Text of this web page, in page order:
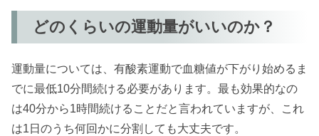
どのくらいの運動量がいいのか？
運動量については、有酸素運動で血糖値が下がり始めるま
でに最低10分間続ける必要があります。最も効果的なの
は40分から1時間続けることだと言われていますが、これ
は1日のうち何回かに分割しても大丈夫です。